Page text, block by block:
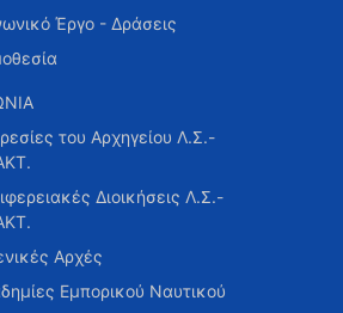
Έργο - Δράσεις
του Αρχηγείου Λ.Σ.-
Διοικήσεις Λ.Σ.-
Αρχές
Εμπορικού Ναυτικού